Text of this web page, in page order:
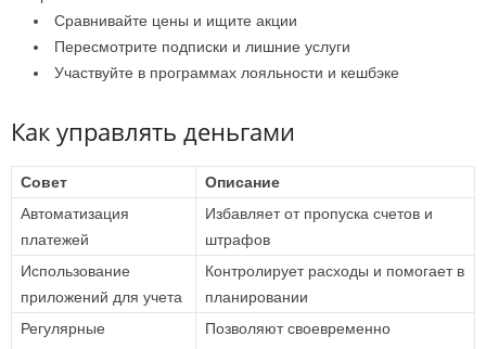
Сравнивайте цены и ищите акции
Пересмотрите подписки и лишние услуги
Участвуйте в программах лояльности и кешбэке
Как управлять деньгами
Совет
Описание
Автоматизация
платежей
Избавляет от пропуска счетов и
штрафов
Использование
приложений для учета
Контролирует расходы и помогает в
планировании
Регулярные
Позволяют своевременно